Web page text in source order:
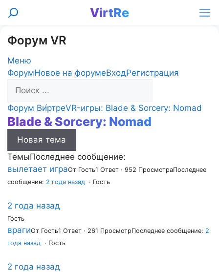
Перейти
VirtRe
Поиск
Форум VR
Меню
Навигация
Форума
ФорумНовое на форумеВходРегистрация
Форум
breadcrumbs
-
Вы
здесь:
Форум Ви́ртреVR-игры: Blade & Sorcery: Nomad
Blade & Sorcery: Nomad
Новая тема
ТемыПоследнее сообщение:
вылетает играОт Гость1 Ответ · 952 ПросмотраПоследнее
сообщение: 2 года назад · Гость
2 года назад
Гость
врагиОт Гость1 Ответ · 261 ПросмотрПоследнее сообщение: 2
года назад · Гость
2 года назад